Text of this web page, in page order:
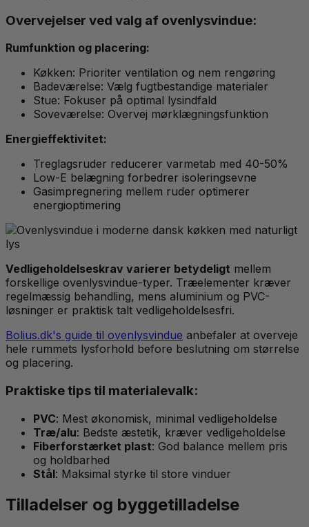
Overvejelser ved valg af ovenlysvindue:
Rumfunktion og placering:
Køkken: Prioriter ventilation og nem rengøring
Badeværelse: Vælg fugtbestandige materialer
Stue: Fokuser på optimal lysindfald
Soveværelse: Overvej mørklægningsfunktion
Energieffektivitet:
Treglagsruder reducerer varmetab med 40-50%
Low-E belægning forbedrer isoleringsevne
Gasimpregnering mellem ruder optimerer
energioptimering
Vedligeholdelseskrav varierer betydeligt mellem
forskellige ovenlysvindue-typer. Træelementer kræver
regelmæssig behandling, mens aluminium og PVC-
løsninger er praktisk talt vedligeholdelsesfri.
Bolius.dk's guide til ovenlysvindue anbefaler at overveje
hele rummets lysforhold before beslutning om størrelse
og placering.
Praktiske tips til materialevalk:
PVC: Mest økonomisk, minimal vedligeholdelse
Træ/alu: Bedste æstetik, kræver vedligeholdelse
Fiberforstærket plast: God balance mellem pris
og holdbarhed
Stål: Maksimal styrke til store vinduer
Tilladelser og byggetilladelse